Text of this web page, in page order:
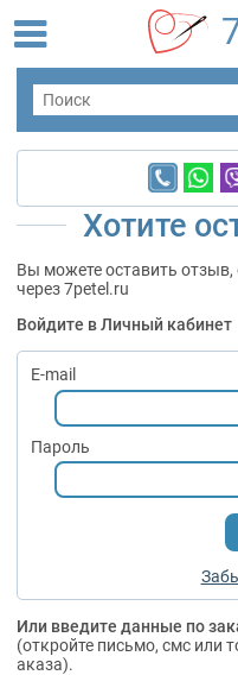
Хотите
Вы можете оставить
через 7petel.ru
Войдите в Личный кабинет
E-mail
Пароль
Или введите данные по
(откройте письмо, смс или
аказа).